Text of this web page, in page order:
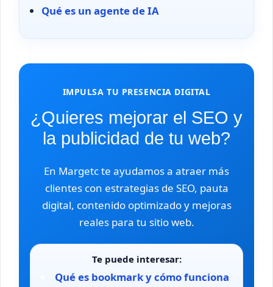
Qué es un agente de IA
IMPULSA TU PRESENCIA DIGITAL
¿Quieres mejorar el SEO y
la publicidad de tu web?
En Margetc te ayudamos a atraer más
clientes con estrategias de SEO, pauta
digital, contenido optimizado y mejoras
reales para tu sitio web.
Te puede interesar:
Qué es bookmark y cómo funciona